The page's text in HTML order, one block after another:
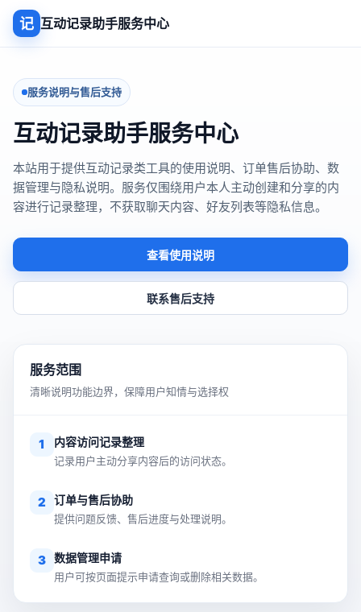
记 互动记录助手服务中心
服务说明与售后支持
互动记录助手服务中心
本站用于提供互动记录类工具的使用说明、订单售后协助、数
据管理与隐私说明。服务仅围绕用户本人主动创建和分享的内
容进行记录整理，不获取聊天内容、好友列表等隐私信息。
查看使用说明
联系售后支持
服务范围
清晰说明功能边界，保障用户知情与选择权
1 内容访问记录整理
记录用户主动分享内容后的访问状态。
2 订单与售后协助
提供问题反馈、售后进度与处理说明。
3 数据管理申请
用户可按页面提示申请查询或删除相关数据。